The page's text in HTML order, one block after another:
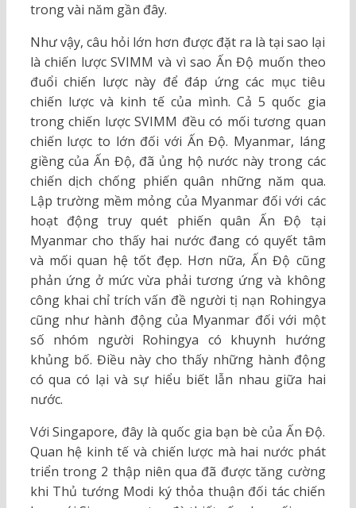
trong vài năm gần đây.
Như vậy, câu hỏi lớn hơn được đặt ra là tại sao lại
là chiến lược SVIMM và vì sao Ấn Độ muốn theo
đuổi chiến lược này để đáp ứng các mục tiêu
chiến lược và kinh tế của mình. Cả 5 quốc gia
trong chiến lược SVIMM đều có mối tương quan
chiến lược to lớn đối với Ấn Độ. Myanmar, láng
giềng của Ấn Độ, đã ủng hộ nước này trong các
chiến dịch chống phiến quân những năm qua.
Lập trường mềm mỏng của Myanmar đối với các
hoạt động truy quét phiến quân Ấn Độ tại
Myanmar cho thấy hai nước đang có quyết tâm
và mối quan hệ tốt đẹp. Hơn nữa, Ấn Độ cũng
phản ứng ở mức vừa phải tương ứng và không
công khai chỉ trích vấn đề người tị nạn Rohingya
cũng như hành động của Myanmar đối với một
số nhóm người Rohingya có khuynh hướng
khủng bố. Điều này cho thấy những hành động
có qua có lại và sự hiểu biết lẫn nhau giữa hai
nước.
Với Singapore, đây là quốc gia bạn bè của Ấn Độ.
Quan hệ kinh tế và chiến lược mà hai nước phát
triển trong 2 thập niên qua đã được tăng cường
khi Thủ tướng Modi ký thỏa thuận đối tác chiến